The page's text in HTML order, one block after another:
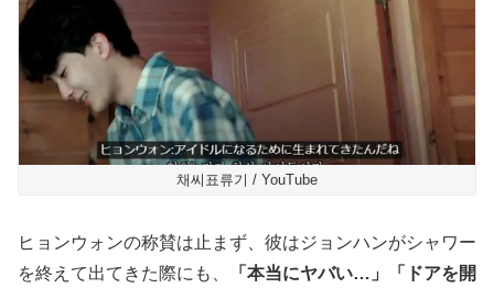
채씨표류기 / YouTube
ヒョンウォンの称賛は止まず、彼はジョンハンがシャワー
を終えて出てきた際にも、
「本当にヤバい…」「ドアを開